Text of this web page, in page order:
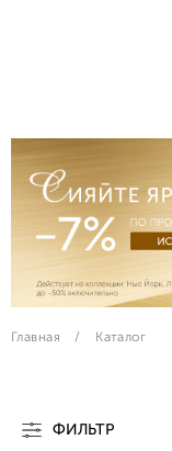
Главная Каталог
ФИЛЬТР